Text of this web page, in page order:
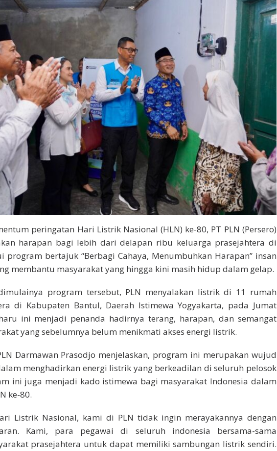
peringatan Hari Listrik Nasional (HLN) ke-80, PT PLN (Persero)
harapan bagi lebih dari delapan ribu keluarga prasejahtera di
program bertajuk “Berbagi Cahaya, Menumbuhkan Harapan” insan
membantu masyarakat yang hingga kini masih hidup dalam gelap.
program tersebut, PLN menyalakan listrik di 11 rumah
di Kabupaten Bantul, Daerah Istimewa Yogyakarta, pada Jumat
ini menjadi penanda hadirnya terang, harapan, dan semangat
yang sebelumnya belum menikmati akses energi listrik.
Darmawan Prasodjo menjelaskan, program ini merupakan wujud
menghadirkan energi listrik yang berkeadilan di seluruh pelosok
ini juga menjadi kado istimewa bagi masyarakat Indonesia dalam
ke-80.
Listrik Nasional, kami di PLN tidak ingin merayakannya dengan
Kami, para pegawai di seluruh indonesia bersama-sama
prasejahtera untuk dapat memiliki sambungan listrik sendiri.